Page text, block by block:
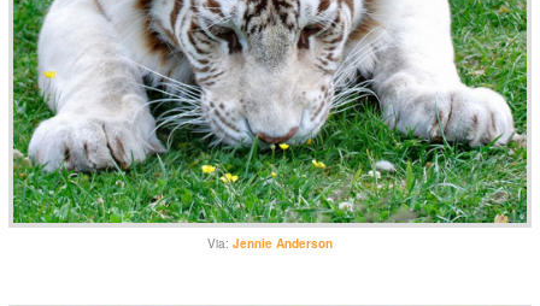
Via: Jennie Anderson